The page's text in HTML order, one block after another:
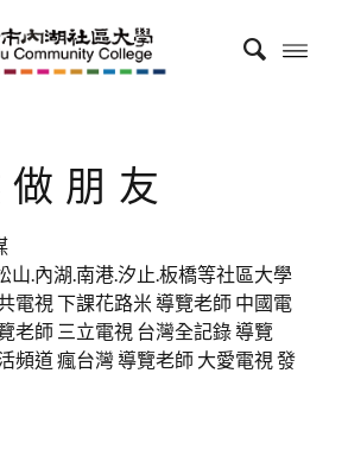
朋友
山.內湖.南港.汐止.板橋等社區大學
電視 下課花路米 導覽老師 中國電
老師 三立電視 台灣全記錄 導覽
頻道 瘋台灣 導覽老師 大愛電視 發